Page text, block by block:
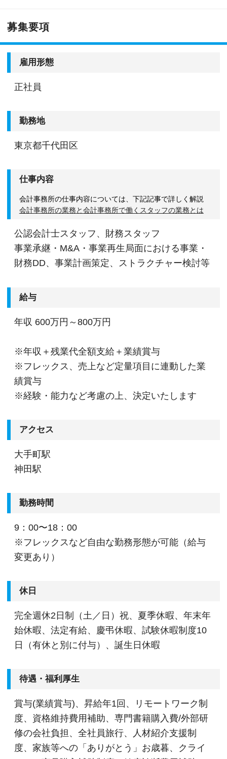
※応募には会計求人プラスにご登録が必要です。
募集要項
雇用形態
正社員
勤務地
東京都千代田区
仕事内容
会計事務所の仕事内容については、下記記事で詳しく解説
会計事務所の業務と会計事務所で働くスタッフの業務とは
公認会計士スタッフ、財務スタッフ
事業承継・M&A・事業再⽣局⾯における事業・
財務DD、事業計画策定、ストラクチャー検討等
給与
年収 600万円～800万円
※年収＋残業代全額⽀給＋業績賞与
※フレックス、売上など定量項目に連動した業
績賞与
※経験・能力など考慮の上、決定いたします
アクセス
大手町駅
神田駅
勤務時間
9：00〜18：00
※フレックスなど自由な勤務形態が可能（給与
変更あり）
休日
完全週休2日制（土／日）祝、夏季休暇、年末年
始休暇、法定有給、慶弔休暇、試験休暇制度10
日（有休と別に付与）、誕生日休暇
待遇・福利厚生
賞与(業績賞与)、昇給年1回、リモートワーク制
度、資格維持費用補助、専門書籍購入費/外部研
修の会社負担、全社員旅行、人材紹介支援制
度、家族等への「ありがとう」お歳暮、クライ